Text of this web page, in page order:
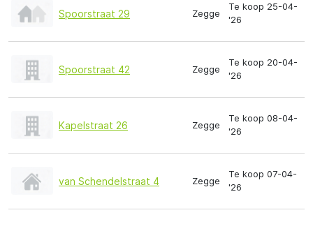
Spoorstraat 29 Zegge
Te koop 25-04-
'26
Spoorstraat 42 Zegge
Te koop 20-04-
'26
Kapelstraat 26 Zegge
Te koop 08-04-
'26
van Schendelstraat 4 Zegge
Te koop 07-04-
'26